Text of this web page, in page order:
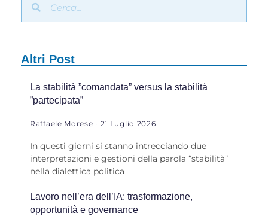
Altri Post
La stabilità ”comandata” versus la stabilità
”partecipata”
Raffaele Morese 21 Luglio 2026
In questi giorni si stanno intrecciando due
interpretazioni e gestioni della parola “stabilità”
nella dialettica politica
Lavoro nell’era dell’IA: trasformazione,
opportunità e governance